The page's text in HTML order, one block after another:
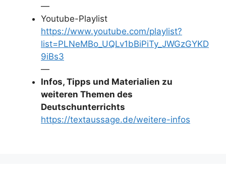
—
Youtube-Playlist
https://www.youtube.com/playlist?
list=PLNeMBo_UQLv1bBiPiTy_JWGzGYKD
9iBs3
—
Infos, Tipps und Materialien zu
weiteren Themen des
Deutschunterrichts
https://textaussage.de/weitere-infos